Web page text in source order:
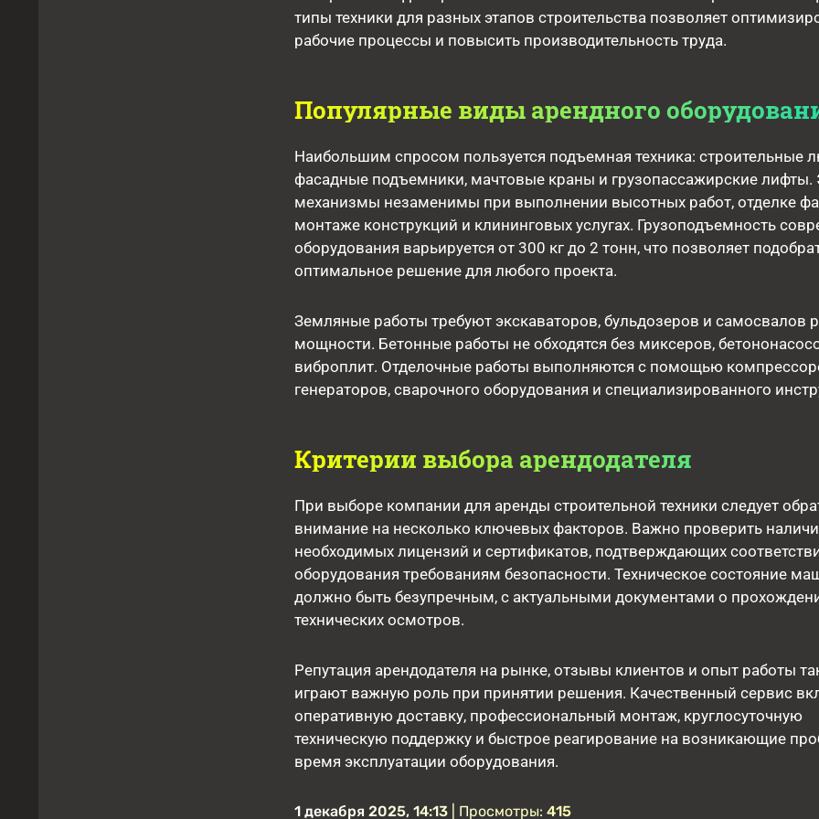
типы техники для разных этапов строительства позволяет
рабочие процессы и повысить производительность труда.
Популярные виды арендного
Наибольшим спросом пользуется подъемная техника: строительные
фасадные подъемники, мачтовые краны и грузопассажирские лифты.
механизмы незаменимы при выполнении высотных работ, отделке
монтаже конструкций и клининговых услугах. Грузоподъемность
оборудования варьируется от 300 кг до 2 тонн, что позволяет
оптимальное решение для любого проекта.
Земляные работы требуют экскаваторов, бульдозеров и самосвалов
мощности. Бетонные работы не обходятся без миксеров,
виброплит. Отделочные работы выполняются с помощью
генераторов, сварочного оборудования и специализированного
Критерии выбора арендодателя
При выборе компании для аренды строительной техники следует
внимание на несколько ключевых факторов. Важно проверить
необходимых лицензий и сертификатов, подтверждающих
оборудования требованиям безопасности. Техническое состояние
должно быть безупречным, с актуальными документами о
технических осмотров.
Репутация арендодателя на рынке, отзывы клиентов и опыт работы
играют важную роль при принятии решения. Качественный сервис
оперативную доставку, профессиональный монтаж, круглосуточную
техническую поддержку и быстрое реагирование на возникающие
время эксплуатации оборудования.
1 декабря 2025, 14:13 | Просмотры: 415